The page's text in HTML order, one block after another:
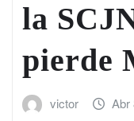
la
pierde
victor Abr